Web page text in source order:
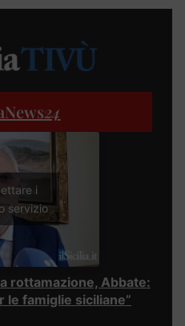
24
i
servizio
rottamazione, Abbate:
le famiglie siciliane”